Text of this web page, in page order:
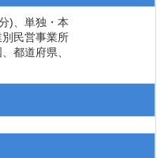
)、単独・本
民営事業所
都道府県、